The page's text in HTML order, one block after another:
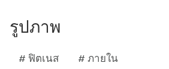
รูปภาพ
# ฟิตเนส # ภายใน